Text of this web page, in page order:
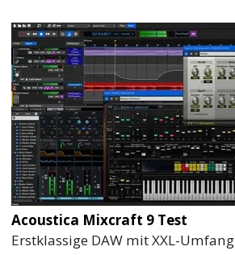
Acoustica Mixcraft 9 Test
Erstklassige DAW mit XXL-Umfang